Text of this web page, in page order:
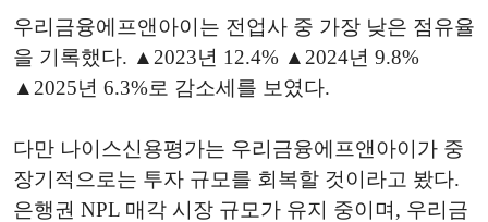
우리금융에프앤아이는 전업사 중 가장 낮은 점유율
을 기록했다. ▲2023년 12.4% ▲2024년 9.8%
▲2025년 6.3%로 감소세를 보였다.
다만 나이스신용평가는 우리금융에프앤아이가 중
장기적으로는 투자 규모를 회복할 것이라고 봤다.
은행권 NPL 매각 시장 규모가 유지 중이며, 우리금